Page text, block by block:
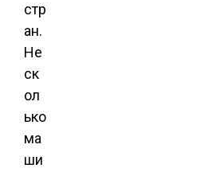
стр
ан.
Не
ск
ол
ько
ма
ши